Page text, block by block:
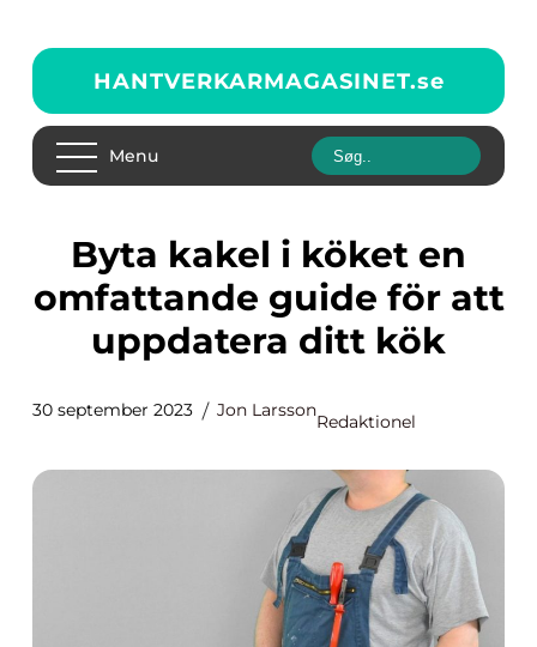
HANTVERKARMAGASINET.se
Menu
Byta kakel i köket en
omfattande guide för att
uppdatera ditt kök
30 september 2023 Jon Larsson
Redaktionel